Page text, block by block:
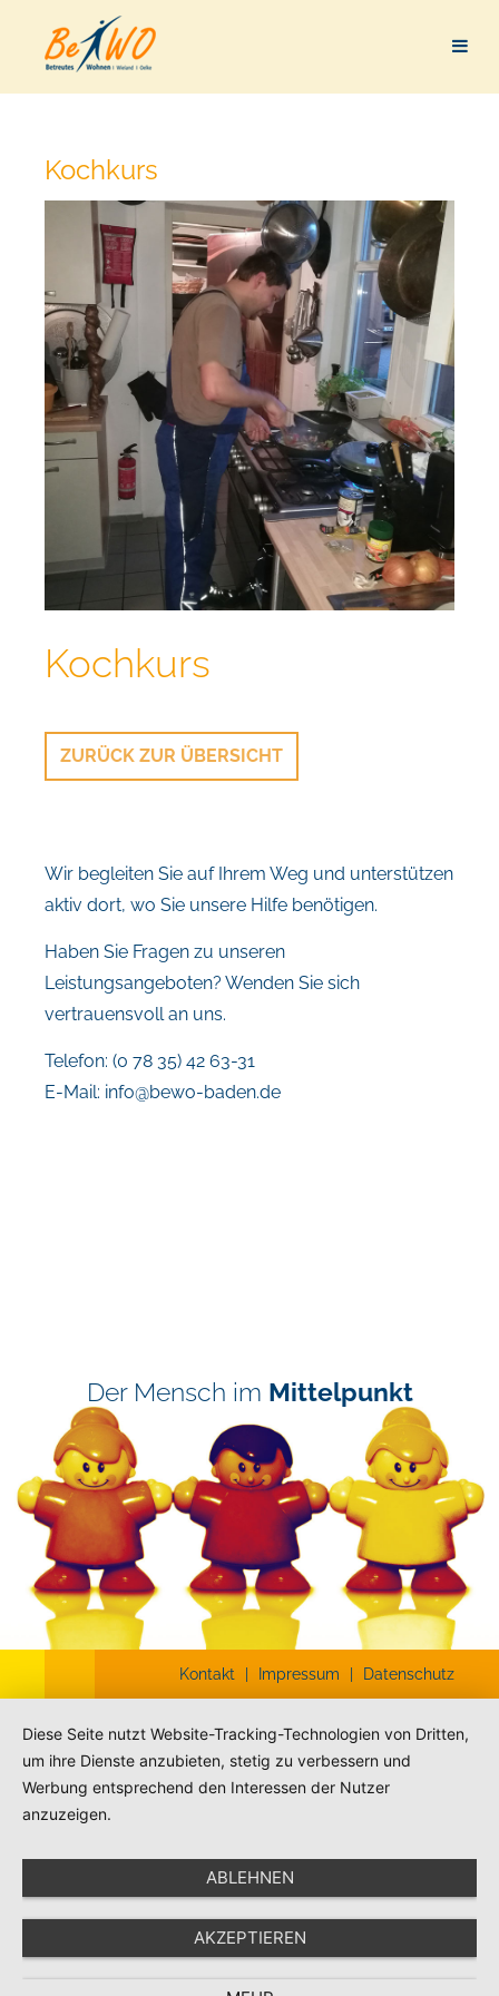
Kochkurs
Kochkurs
ZURÜCK ZUR ÜBERSICHT
Wir begleiten Sie auf Ihrem Weg und unterstützen
aktiv dort, wo Sie unsere Hilfe benötigen.
Haben Sie Fragen zu unseren
Leistungsangeboten? Wenden Sie sich
vertrauensvoll an uns.
Telefon: (0 78 35) 42 63-31
E-Mail: info@bewo-baden.de
Der Mensch im Mittelpunkt
Kontakt Impressum Datenschutz
Diese Seite nutzt Website-Tracking-Technologien von Dritten,
um ihre Dienste anzubieten, stetig zu verbessern und
Werbung entsprechend den Interessen der Nutzer
anzuzeigen.
ABLEHNEN
AKZEPTIEREN